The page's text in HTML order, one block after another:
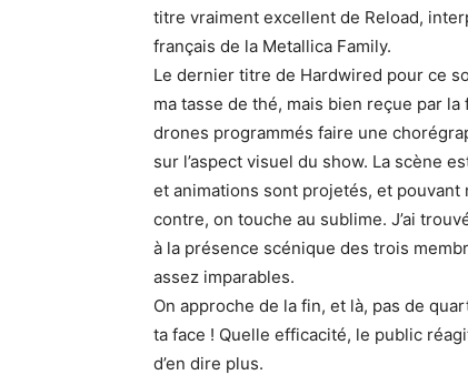
titre vraiment excellent de Reload,
français de la Metallica Family.
Le dernier titre de Hardwired pour ce
ma tasse de thé, mais bien reçue par
drones programmés faire une
sur l’aspect visuel du show. La scène
et animations sont projetés, et pouvant
contre, on touche au sublime. J’ai
à la présence scénique des trois
assez imparables.
On approche de la fin, et là, pas de
ta face ! Quelle efficacité, le public
d’en dire plus.